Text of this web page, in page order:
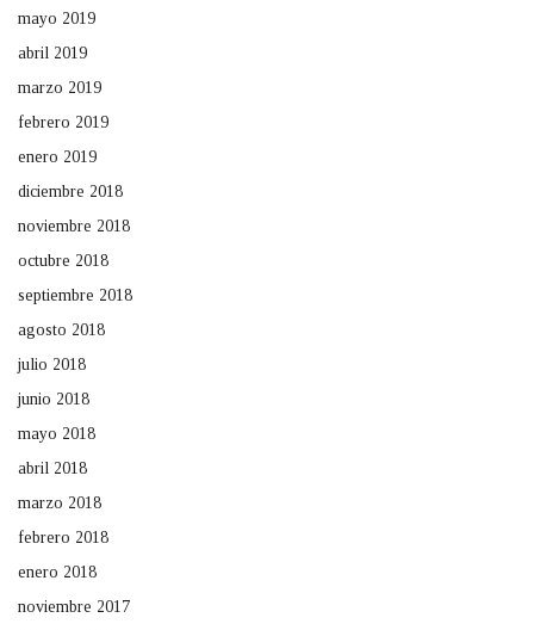
mayo 2019
abril 2019
marzo 2019
febrero 2019
enero 2019
diciembre 2018
noviembre 2018
octubre 2018
septiembre 2018
agosto 2018
julio 2018
junio 2018
mayo 2018
abril 2018
marzo 2018
febrero 2018
enero 2018
noviembre 2017